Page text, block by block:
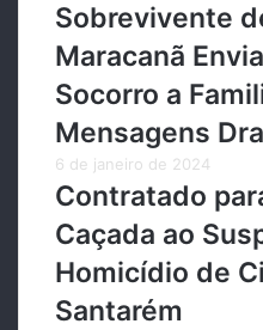
Sobrevivente
Maracanã
Socorro a
Mensagens
6 de janeiro de 2024
Contratado
Caçada ao
Homicídio de
Santarém